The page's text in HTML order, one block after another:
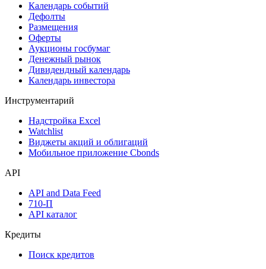
Календарь событий
Дефолты
Размещения
Оферты
Аукционы госбумаг
Денежный рынок
Дивидендный календарь
Календарь инвестора
Инструментарий
Надстройка Excel
Watchlist
Виджеты акций и облигаций
Мобильное приложение Cbonds
API
API and Data Feed
710-П
API каталог
Кредиты
Поиск кредитов